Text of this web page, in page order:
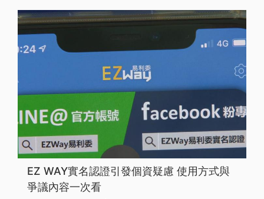
EZ WAY實名認證引發個資疑慮 使用方式與
爭議內容一次看